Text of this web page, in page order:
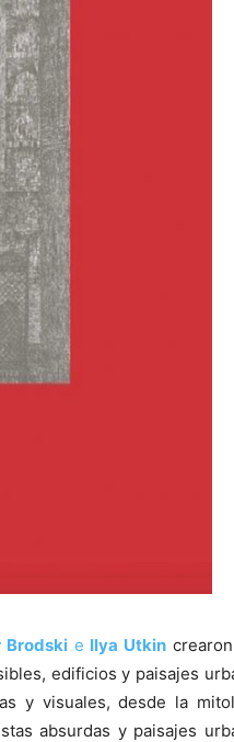
Brodskie Ilya Utkin
edificios y paisajes
y visuales, desde la
absurdas y paisajes